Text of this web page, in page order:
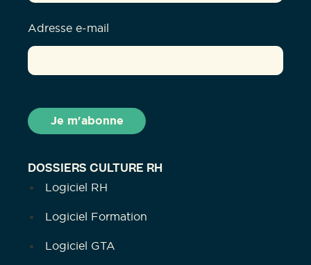
DOSSIERS CULTURE RH
Logiciel RH
Logiciel Formation
Logiciel GTA
Adresse e-mail